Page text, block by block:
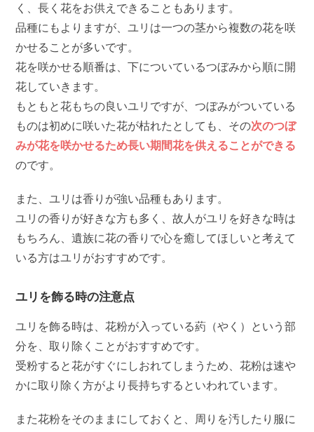
く、長く花をお供えできることもあります。
品種にもよりますが、ユリは一つの茎から複数の花を咲
かせることが多いです。
花を咲かせる順番は、下についているつぼみから順に開
花していきます。
もともと花もちの良いユリですが、つぼみがついている
ものは初めに咲いた花が枯れたとしても、その次のつぼ
みが花を咲かせるため長い期間花を供えることができる
のです。
また、ユリは香りが強い品種もあります。
ユリの香りが好きな方も多く、故人がユリを好きな時は
もちろん、遺族に花の香りで心を癒してほしいと考えて
いる方はユリがおすすめです。
ユリを飾る時の注意点
ユリを飾る時は、花粉が入っている葯（やく）という部
分を、取り除くことがおすすめです。
受粉すると花がすぐにしおれてしまうため、花粉は速や
かに取り除く方がより長持ちするといわれています。
また花粉をそのままにしておくと、周りを汚したり服に